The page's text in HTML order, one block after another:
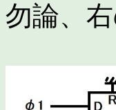
勿論、